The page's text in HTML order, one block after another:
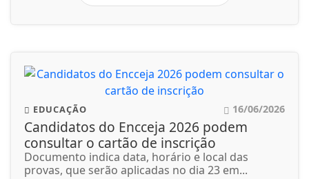
EDUCAÇÃO 16/06/2026
Candidatos do Encceja 2026 podem
consultar o cartão de inscrição
Documento indica data, horário e local das
provas, que serão aplicadas no dia 23 em...